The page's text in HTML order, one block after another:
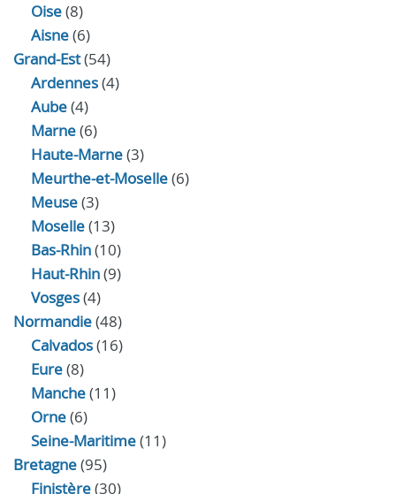
Oise(8)
Aisne(6)
Grand-Est(54)
Ardennes(4)
Aube(4)
Marne(6)
Haute-Marne(3)
Meurthe-et-Moselle(6)
Meuse(3)
Moselle(13)
Bas-Rhin(10)
Haut-Rhin(9)
Vosges(4)
Normandie(48)
Calvados(16)
Eure(8)
Manche(11)
Orne(6)
Seine-Maritime(11)
Bretagne(95)
Finistère(30)